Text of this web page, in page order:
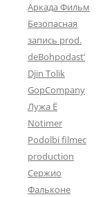
Аркада Фильм
Безопасная
запись prod.
deBohpodast’
Djin Tolik
GopCompany
Лужа Ё
Notimer
Podolbi filmec
production
Сержио
Фальконе